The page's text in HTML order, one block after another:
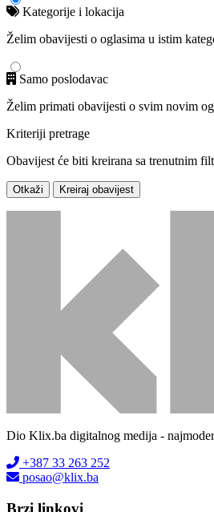
Kategorije i lokacija
Želim obavijesti o oglasima u istim
Samo poslodavac
Želim primati obavijesti o svim novim
Kriteriji pretrage
Obavijest će biti kreirana sa trenutnim
Otkaži Kreiraj obavijest
Dio Klix.ba digitalnog medija -
+387 33 263 252
posao@klix.ba
Brzi linkovi